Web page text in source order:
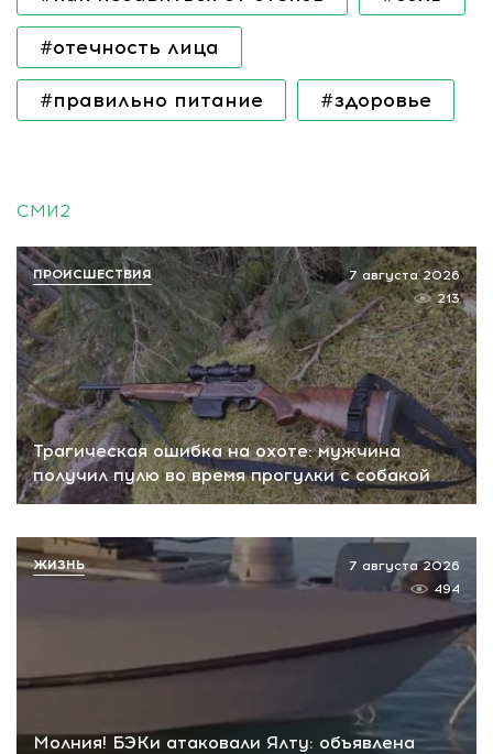
#отечность лица
#правильно питание #здоровье
СМИ2
Трагическая ошибка на охоте: мужчина
получил пулю во время прогулки с собакой
7 августа 2026
213
ПРОИСШЕСТВИЯ
Молния! БЭКи атаковали Ялту: объявлена
7 августа 2026
494
ЖИЗНЬ